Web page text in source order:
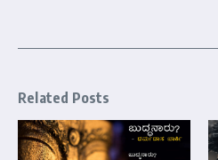
Related Posts